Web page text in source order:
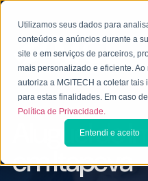
Utilizamos seus dados para
conteúdos e anúncios durante a
site e em serviços de parceiros,
mais personalizado e eficiente.
autoriza a MGITECH a coletar
para estas finalidades. Em caso
Política de Privacidade.
Entendi e aceito
ALUGUEL DE
Aluguel de
em Itapeva